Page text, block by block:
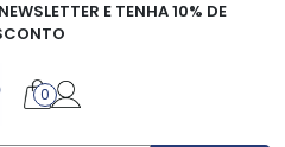
E TENHA 10% DE
0